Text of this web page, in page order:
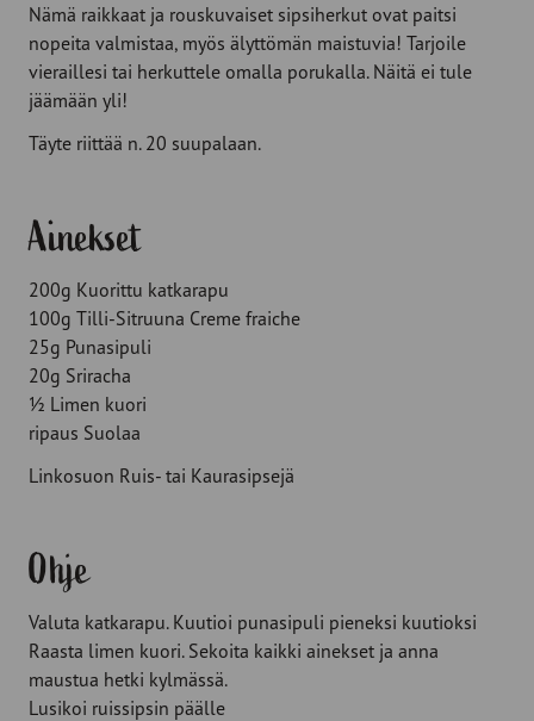
Nämä raikkaat ja rouskuvaiset sipsiherkut ovat paitsi
nopeita valmistaa, myös älyttömän maistuvia! Tarjoile
vieraillesi tai herkuttele omalla porukalla. Näitä ei tule
jäämään yli!
Täyte riittää n. 20 suupalaan.
Ainekset
200g Kuorittu katkarapu
100g Tilli-Sitruuna Creme fraiche
25g Punasipuli
20g Sriracha
½ Limen kuori
ripaus Suolaa
Linkosuon Ruis- tai Kaurasipsejä
Ohje
Valuta katkarapu. Kuutioi punasipuli pieneksi kuutioksi
Raasta limen kuori. Sekoita kaikki ainekset ja anna
maustua hetki kylmässä.
Lusikoi ruissipsin päälle